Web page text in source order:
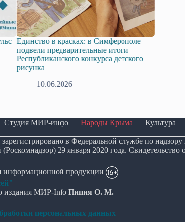
в Симферополе
итоги
конкурса детского
От государственной
политики к живому
Масква, Донецк, Крым
Студия МИР-инфо Народы Крыма Культура
в Федеральной службе по
29 января 2020 года. Свидетельство
информационной продукции
издания МИР-Info Пипия О. М.
персональных данных